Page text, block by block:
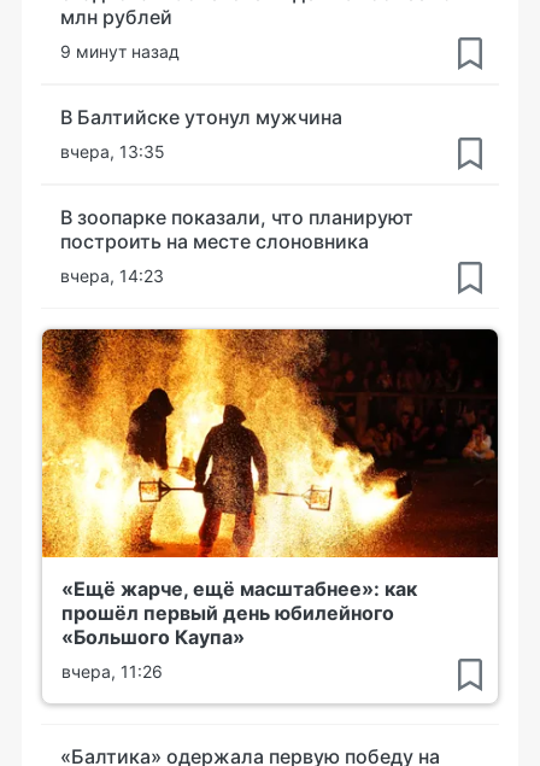
млн рублей
9 минут назад
В Балтийске утонул мужчина
вчера, 13:35
В зоопарке показали, что планируют
построить на месте слоновника
вчера, 14:23
«Ещё жарче, ещё масштабнее»: как
прошёл первый день юбилейного
«Большого Каупа»
вчера, 11:26
«Балтика» одержала первую победу на